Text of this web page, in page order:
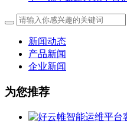
新闻动态
产品新闻
企业新闻
为您推荐